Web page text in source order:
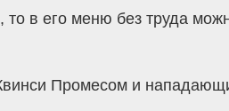
в его меню без труда
Промесом и